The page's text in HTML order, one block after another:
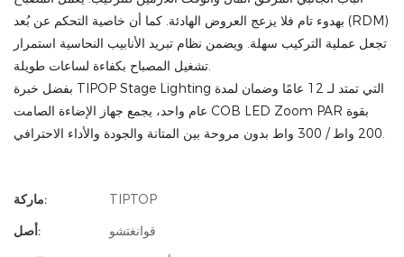
بهدوء تام فلا يزعج العروض الهادئة. كما أن خاصية التحكم عن بُعد (RDM)
تجعل عملية التركيب سهلة. ويضمن نظام تبريد الأنابيب النحاسية استمرار
تشغيل المصباح بكفاءة لساعات طويلة.
بفضل خبرة TIPOP Stage Lighting التي تمتد لـ 12 عامًا وضمان لمدة
عام واحد، يجمع جهاز الإضاءة الصامت COB LED Zoom PAR بقوة
200 واط / 300 واط بدون مروحة بين المتانة والجودة والأداء الاحترافي.
ماركة:
TIPTOP
أصل:
قوانغتشو